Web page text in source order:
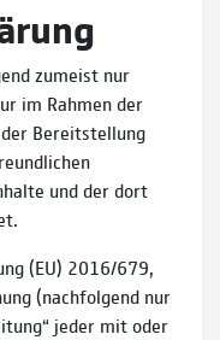
zumeist nur
im Rahmen der
Bereitstellung
und der dort
(EU) 2016/679,
(nachfolgend nur
jeder mit oder